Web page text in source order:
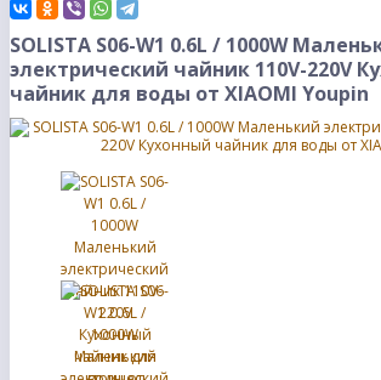
SOLISTA S06-W1 0.6L / 1000W
электрический чайник 110V-220V
чайник для воды от XIAOMI Youpin